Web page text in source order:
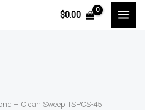
$0.00
– Clean Sweep TSPCS-45